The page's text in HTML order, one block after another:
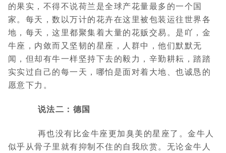
的果实，不得不说荷兰是全球产花量最多的一个国
家。每天，数以万计的花卉在这里被包装运往世界各
地，每天，这里都聚集着大量的花贩交易。是吖，金
牛座，内敛而又坚韧的星座，人群中，他们默默无
闻，但却有牛一样坚持下去的毅力，辛勤耕耘，踏踏
实实过自己的每一天，哪怕是面对着大地、也诚恳的
愿意下力。
说法二：德国
再也没有比金牛座更加臭美的星座了。金牛人
似乎从骨子里就有抑制不住的自我欣赏。无论金牛人